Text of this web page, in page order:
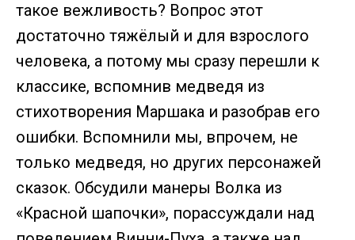
такое вежливость? Вопрос этот
достаточно тяжёлый и для взрослого
человека, а потому мы сразу перешли к
классике, вспомнив медведя из
стихотворения Маршака и разобрав его
ошибки. Вспомнили мы, впрочем, не
только медведя, но других персонажей
сказок. Обсудили манеры Волка из
«Красной шапочки», порассуждали над